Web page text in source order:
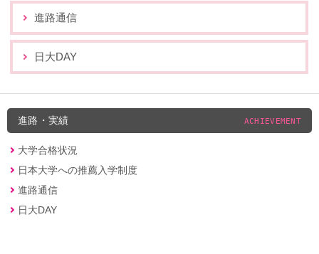
進路通信
日大DAY
進路・実績 ACHIEVEMENT
大学合格状況
日本大学への推薦入学制度
進路通信
日大DAY